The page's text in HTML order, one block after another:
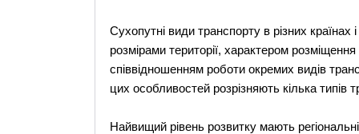
Сухопутні види транспорту в різних країнах
розмірами території, характером
співвідношенням роботи окремих видів
цих особливостей розрізняють кілька типів
Найвищий рівень розвитку мають